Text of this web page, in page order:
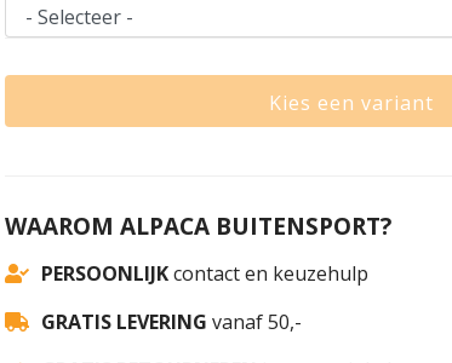
Kies een variant
WAAROM ALPACA BUITENSPORT?
PERSOONLIJKcontact en keuzehulp
GRATIS LEVERING vanaf 50,-